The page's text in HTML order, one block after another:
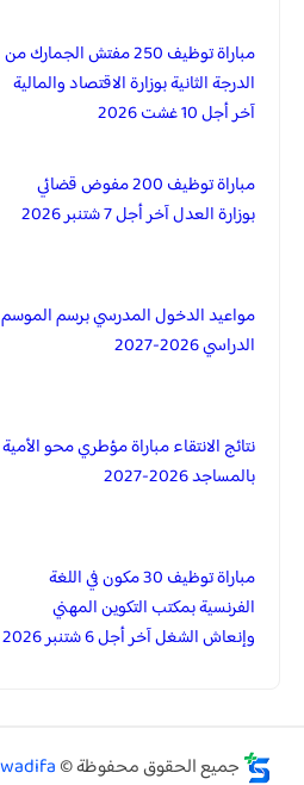
مباراة توظيف 250 مفتش الجمارك من
الدرجة الثانية بوزارة الاقتصاد والمالية
آخر أجل 10 غشت 2026
مباراة توظيف 200 مفوض قضائي
بوزارة العدل آخر أجل 7 شتنبر 2026
مواعيد الدخول المدرسي برسم الموسم
الدراسي 2026-2027
نتائج الانتقاء مباراة مؤطري محو الأمية
بالمساجد 2026-2027
مباراة توظيف 30 مكون في اللغة
الفرنسية بمكتب التكوين المهني
وإنعاش الشغل آخر أجل 6 شتنبر 2026
جميع الحقوق محفوظة ©